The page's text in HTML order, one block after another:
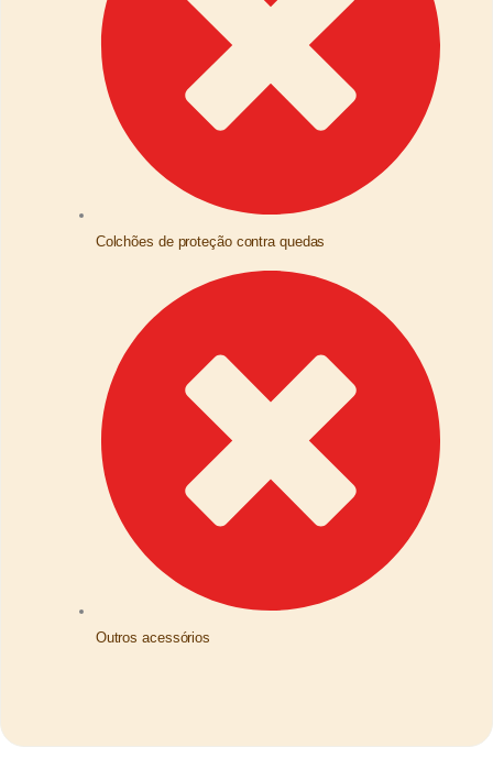
Colchões de proteção contra quedas
Outros acessórios